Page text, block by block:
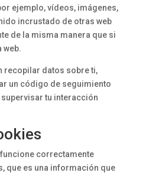
ejemplo, vídeos, imágenes,
incrustado de otras web
de la misma manera que si
web.
recopilar datos sobre ti,
un código de seguimiento
tu interacción
correctamente
que es una información que